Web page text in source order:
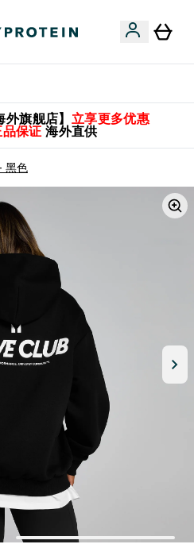
旗舰店】 立享更多优惠
品保证 海外直供
黑色